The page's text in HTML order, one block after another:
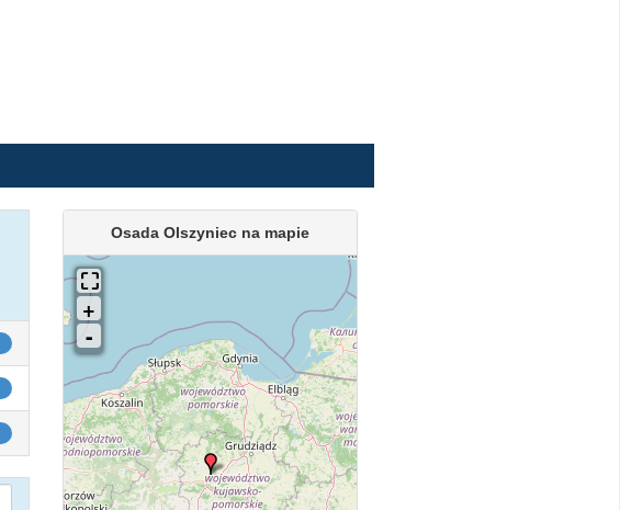
Osada Olszyniec na mapie